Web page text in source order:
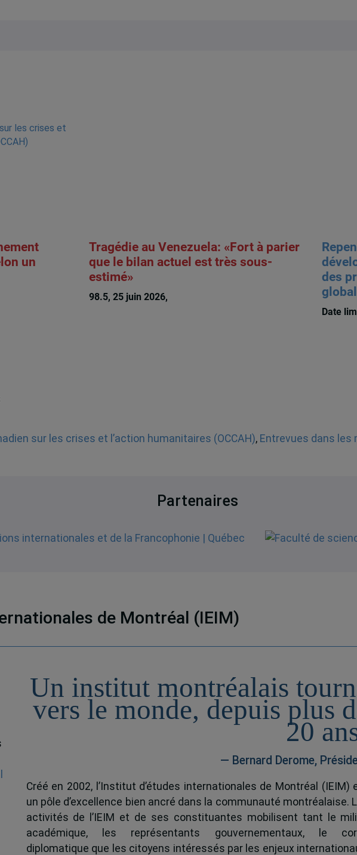
les crises et
un
Tragédie au Venezuela: «Fort à parier
que le bilan actuel est très sous-
estimé»
98.5, 25 juin 2026,
des
global
Date
sur les crises et l’action humanitaires (OCCAH), Entrevues dans les
Partenaires
de Montréal (IEIM)
Un institut montréalais
vers le monde, depuis plus
20
— Bernard Derome,
Créé en 2002, l’Institut d’études internationales de Montréal (IEIM)
un pôle d’excellence bien ancré dans la communauté montréalaise.
activités de l’IEIM et de ses constituantes mobilisent tant le
académique, les représentants gouvernementaux, le
diplomatique que les citoyens intéressés par les enjeux